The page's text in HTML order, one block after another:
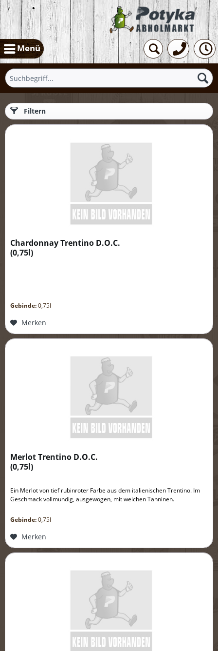
Menü
Filtern
Chardonnay Trentino D.O.C.
(0,75l)
Gebinde:0,75l
Merken
Merlot Trentino D.O.C.
(0,75l)
Ein Merlot von tief rubinroter Farbe aus dem italienischen Trentino. Im
Geschmack vollmundig, ausgewogen, mit weichen Tanninen.
Gebinde:0,75l
Merken